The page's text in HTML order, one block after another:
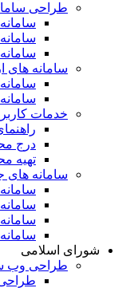
طراحی
سامانه های
خدمات
درج
تهیه
سامانه های
شورای اسلامی
طراحی وب